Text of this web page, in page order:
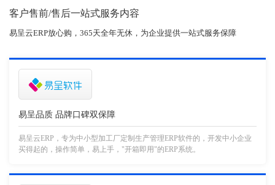
客户售前/售后一站式服务内容
易呈云ERP放心购，365天全年无休，为企业提供一站式服务保障
易呈品质 品牌口碑双保障
易呈云ERP，专为中小型加工厂定制生产管理ERP软件的，开发中小企业
买得起的，操作简单，易上手，"开箱即用"的ERP系统。